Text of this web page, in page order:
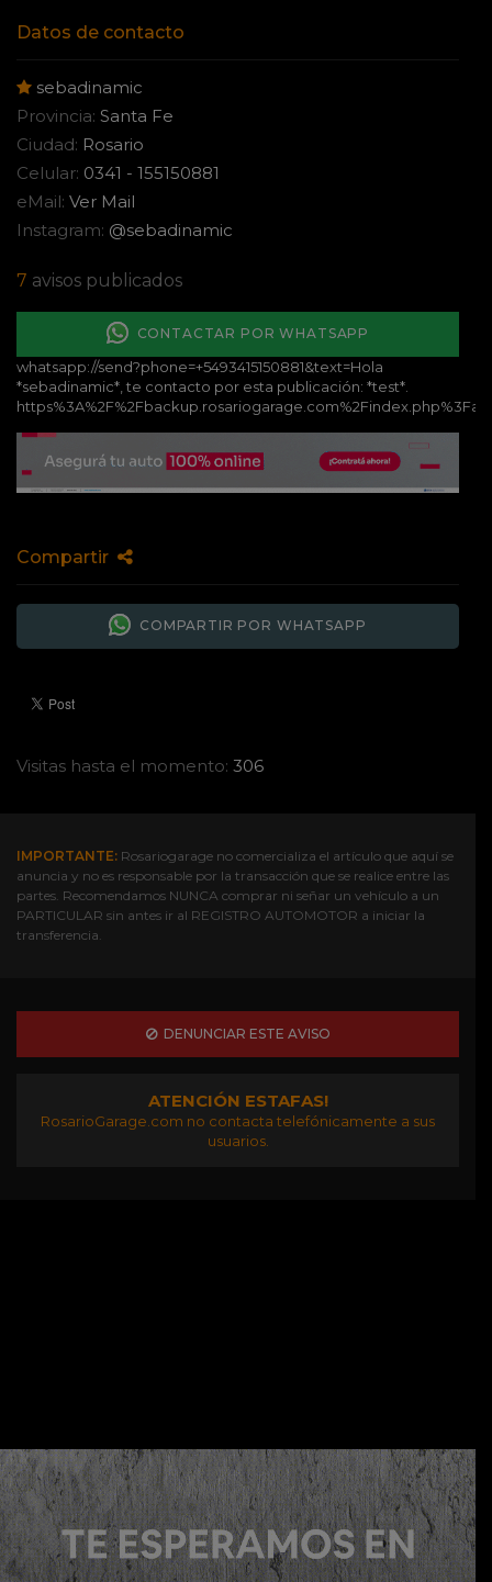
Datos de contacto
sebadinamic
Provincia: Santa Fe
Ciudad: Rosario
Celular: 0341 - 155150881
eMail: Ver Mail
Instagram: @sebadinamic
7 avisos publicados
CONTACTAR POR WHATSAPP
whatsapp://send?phone=+5493415150881&text=Hola
*sebadinamic*, te contacto por esta publicación: *test*.
Compartir
COMPARTIR POR WHATSAPP
Visitas hasta el momento: 306
IMPORTANTE: Rosariogarage no comercializa el artículo que aquí se
anuncia y no es responsable por la transacción que se realice entre las
partes. Recomendamos NUNCA comprar ni señar un vehículo a un
PARTICULAR sin antes ir al REGISTRO AUTOMOTOR a iniciar la
transferencia.
DENUNCIAR ESTE AVISO
ATENCIÓN ESTAFAS!
RosarioGarage.com no contacta telefónicamente a sus
usuarios.